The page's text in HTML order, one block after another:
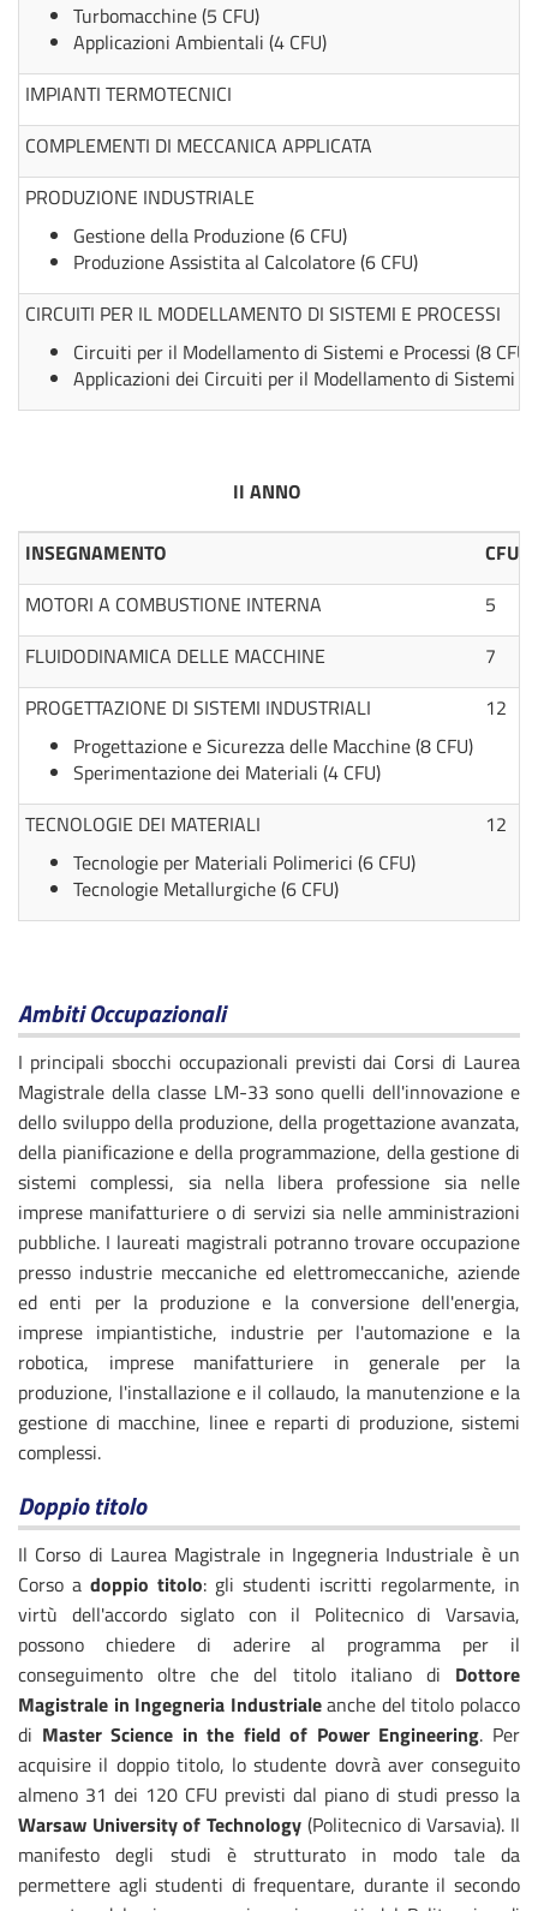
Turbomacchine (5 CFU)
Applicazioni Ambientali (4 CFU)
IMPIANTI TERMOTECNICI
COMPLEMENTI DI MECCANICA APPLICATA
PRODUZIONE INDUSTRIALE
Gestione della Produzione (6 CFU)
Produzione Assistita al Calcolatore (6 CFU)
CIRCUITI PER IL MODELLAMENTO DI SISTEMI E PROCESSI
Circuiti per il Modellamento di Sistemi e Processi (8 CFU)
Applicazioni dei Circuiti per il Modellamento di Sistemi e
II ANNO
INSEGNAMENTO
CFU
MOTORI A COMBUSTIONE INTERNA
5
FLUIDODINAMICA DELLE MACCHINE
7
PROGETTAZIONE DI SISTEMI INDUSTRIALI
Progettazione e Sicurezza delle Macchine (8 CFU)
Sperimentazione dei Materiali (4 CFU)
12
TECNOLOGIE DEI MATERIALI
Tecnologie per Materiali Polimerici (6 CFU)
Tecnologie Metallurgiche (6 CFU)
12
Ambiti Occupazionali
I principali sbocchi occupazionali previsti dai Corsi di Laurea
Magistrale della classe LM-33 sono quelli dell'innovazione e
dello sviluppo della produzione, della progettazione avanzata,
della pianificazione e della programmazione, della gestione di
sistemi complessi, sia nella libera professione sia nelle
imprese manifatturiere o di servizi sia nelle amministrazioni
pubbliche. I laureati magistrali potranno trovare occupazione
presso industrie meccaniche ed elettromeccaniche, aziende
ed enti per la produzione e la conversione dell'energia,
imprese impiantistiche, industrie per l'automazione e la
robotica, imprese manifatturiere in generale per la
produzione, l'installazione e il collaudo, la manutenzione e la
gestione di macchine, linee e reparti di produzione, sistemi
complessi.
Doppio titolo
Il Corso di Laurea Magistrale in Ingegneria Industriale è un
Corso a doppio titolo: gli studenti iscritti regolarmente, in
virtù dell'accordo siglato con il Politecnico di Varsavia,
possono chiedere di aderire al programma per il
conseguimento oltre che del titolo italiano di Dottore
Magistrale in Ingegneria Industrialeanche del titolo polacco
di Master Science in the field of Power Engineering. Per
acquisire il doppio titolo, lo studente dovrà aver conseguito
almeno 31 dei 120 CFU previsti dal piano di studi presso la
Warsaw University of Technology (Politecnico di Varsavia). Il
manifesto degli studi è strutturato in modo tale da
permettere agli studenti di frequentare, durante il secondo